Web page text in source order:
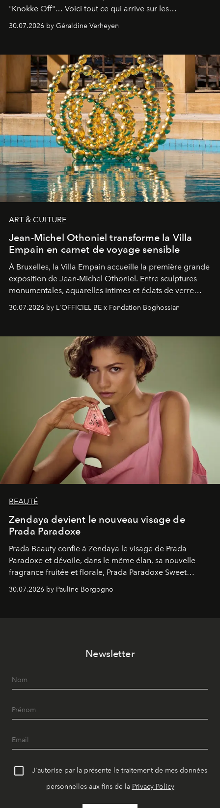
"Knokke Off"… Voici tout ce qui arrive sur les
30.07.2026 by Géraldine Verheyen
ART & CULTURE
Jean-Michel Othoniel transforme la Villa
Empain en carnet de voyage sensible
À Bruxelles, la Villa Empain accueille la première grande
exposition de Jean-Michel Othoniel. Entre sculptures
monumentales, aquarelles intimes et éclats de verre
émotionnel où chaque œuvre devient le souvenir
émerveillement.
30.07.2026 by L'OFFICIEL BE x Fondation Boghossian
BEAUTÉ
Zendaya devient le nouveau visage de
Prada Paradoxe
Prada Beauty confie à Zendaya le visage de Prada
Paradoxe et dévoile, dans le même élan, sa nouvelle
fragrance fruitée et florale, Prada Paradoxe Sweet
30.07.2026 by Pauline Borgogno
Newsletter
J'autorise par la présente le traitement de mes données
personnelles aux fins de la Privacy Policy